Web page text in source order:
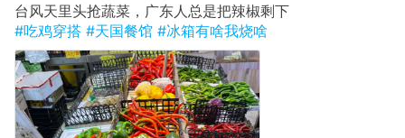
台风天里头抢蔬菜，广东人总是把辣椒剩下
#吃鸡穿搭 #天国餐馆 #冰箱有啥我烧啥